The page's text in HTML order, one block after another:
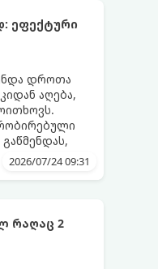
ეფექტური
დროთა
აღება,
2026/07/24 09:31
რაღაც 2